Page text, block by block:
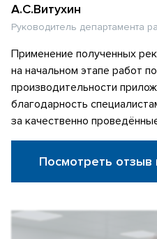
А.С.Витухин
Руководитель департамента
Применение полученных
на начальном этапе работ
производительности
благодарность
за качественно
Посмотреть отзыв